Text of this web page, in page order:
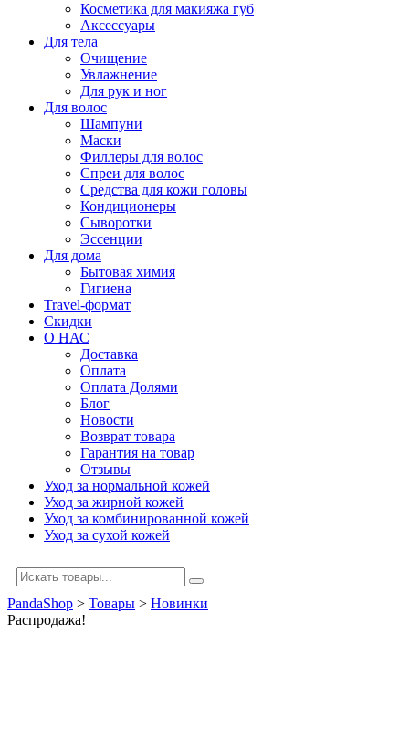
Косметика для макияжа губ
Аксессуары
Для тела
Очищение
Увлажнение
Для рук и ног
Для волос
Шампуни
Маски
Филлеры для волос
Спреи для волос
Средства для кожи головы
Кондиционеры
Сыворотки
Эссенции
Для дома
Бытовая химия
Гигиена
Travel-формат
Скидки
О НАС
Доставка
Оплата
Оплата Долями
Блог
Новости
Возврат товара
Гарантия на товар
Отзывы
Уход за нормальной кожей
Уход за жирной кожей
Уход за комбинированной кожей
Уход за сухой кожей
PandaShop > Товары > Новинки
Распродажа!